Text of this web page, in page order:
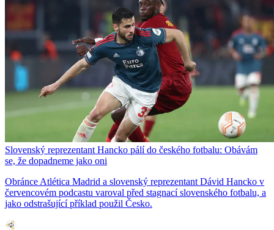
Slovenský reprezentant Hancko pálí do českého fotbalu: Obávám
se, že dopadneme jako oni
Obránce Atlética Madrid a slovenský reprezentant Dávid Hancko v
červencovém podcastu varoval před stagnací slovenského fotbalu, a
jako odstrašující příklad použil Česko.